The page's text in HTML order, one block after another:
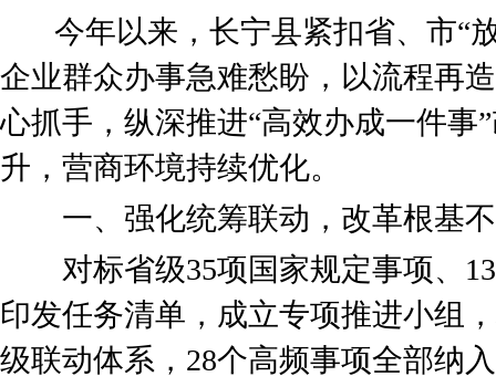
今年以来，长宁县紧扣省、市“
企业群众办事急难愁盼，以流程再
心抓手，纵深推进“高效办成一件事
升，营商环境持续优化。
一、强化统筹联动，改革根基
对标省级35项国家规定事项、13
印发任务清单，成立专项推进小组
级联动体系，28个高频事项全部纳